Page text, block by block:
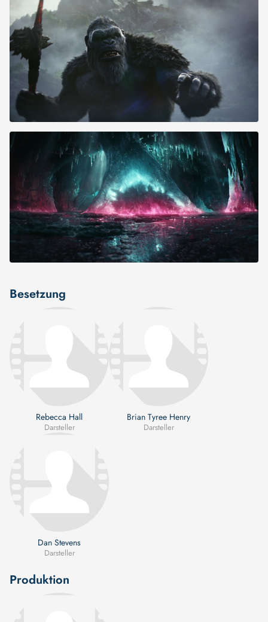
Besetzung
Rebecca Hall
Darsteller
Brian Tyree Henry
Darsteller
Dan Stevens
Darsteller
Produktion